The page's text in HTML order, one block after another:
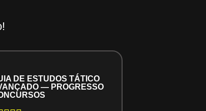
DE ESTUDOS TÁTICO
— PROGRESSO